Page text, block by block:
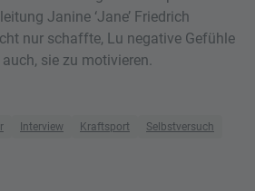
Janine ‘Jane’ Friedrich
nur schaffte, Lu negative Gefühle
sie zu motivieren.
Interview Kraftsport
Selbstversuch